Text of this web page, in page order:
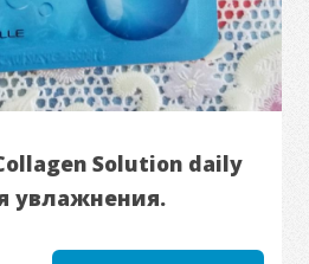
Solution daily
увлажнения.